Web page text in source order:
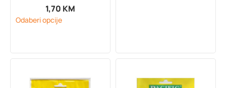
1,70 KM
Odaberi opcije